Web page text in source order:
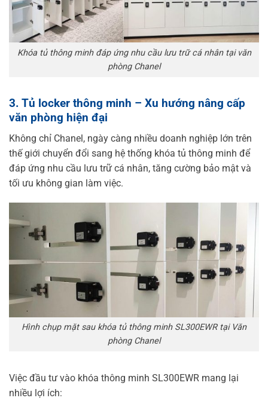
Khóa tủ thông minh đáp ứng nhu cầu lưu trữ cá nhân tại văn
phòng Chanel
3. Tủ locker thông minh – Xu hướng nâng cấp
văn phòng hiện đại
Không chỉ Chanel, ngày càng nhiều doanh nghiệp lớn trên
thế giới chuyển đổi sang hệ thống khóa tủ thông minh để
đáp ứng nhu cầu lưu trữ cá nhân, tăng cường bảo mật và
tối ưu không gian làm việc.
Hình chụp mặt sau khóa tủ thông minh SL300EWR tại Văn
phòng Chanel
Việc đầu tư vào khóa thông minh SL300EWR mang lại
nhiều lợi ích: